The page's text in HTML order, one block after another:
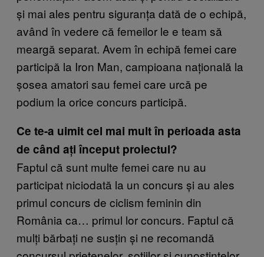
și mai ales pentru siguranța dată de o echipă,
având în vedere că femeilor le e team să
meargă separat. Avem în echipă femei care
participă la Iron Man, campioana națională la
șosea amatori sau femei care urcă pe
podium la orice concurs participă.
Ce te-a uimit cel mai mult în perioada asta
de când ați început proiectul?
Faptul că sunt multe femei care nu au
participat niciodată la un concurs și au ales
primul concurs de ciclism feminin din
România ca… primul lor concurs. Faptul că
mulți bărbați ne susțin și ne recomandă